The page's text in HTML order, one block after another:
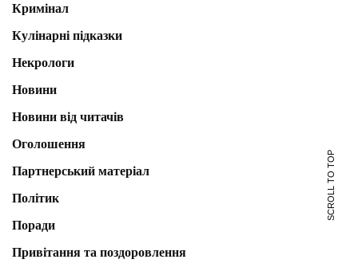
Кримінал
Кулінарні підказки
Некрологи
Новини
Новини від читачів
Оголошення
Партнерський матеріал
Політик
Поради
Привітання та поздоровлення
SCROLL TO TOP